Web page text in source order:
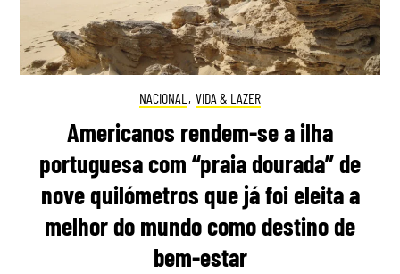
NACIONAL , VIDA & LAZER
Americanos rendem-se a ilha
portuguesa com “praia dourada” de
nove quilómetros que já foi eleita a
melhor do mundo como destino de
bem-estar